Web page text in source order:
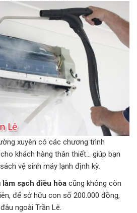
xuyên có các chương trình
khách hàng thân thiết… giúp bạn
vệ sinh máy lạnh định kỳ.
làm sạch điều hòa cũng không còn
để sở hữu con số 200.000 đồng,
ngoài Trần Lê.